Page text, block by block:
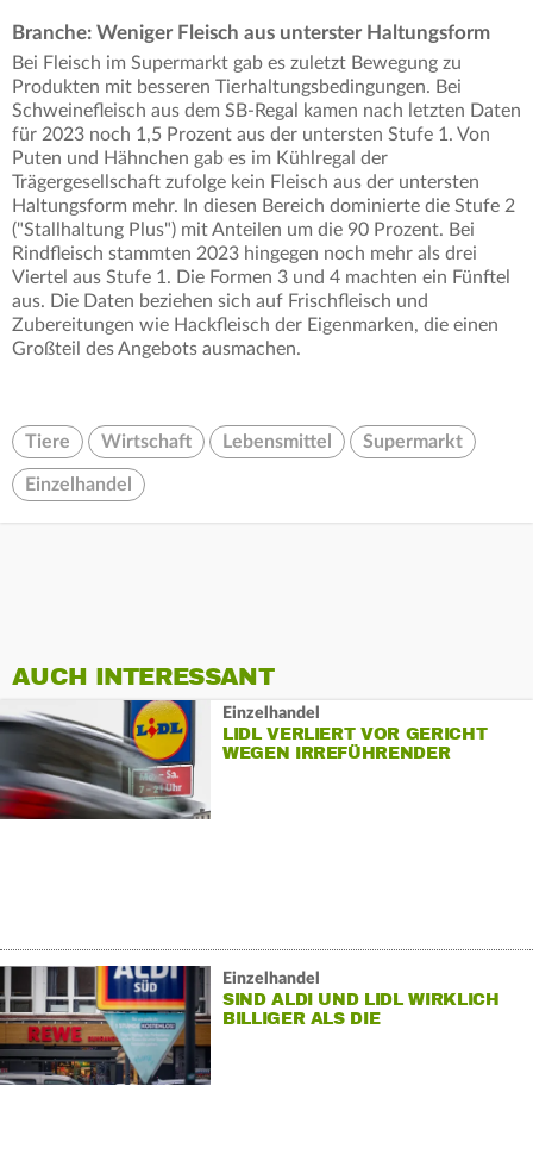
Branche: Weniger Fleisch aus unterster Haltungsform
Bei Fleisch im Supermarkt gab es zuletzt Bewegung zu
Produkten mit besseren Tierhaltungsbedingungen. Bei
Schweinefleisch aus dem SB-Regal kamen nach letzten Daten
für 2023 noch 1,5 Prozent aus der untersten Stufe 1. Von
Puten und Hähnchen gab es im Kühlregal der
Trägergesellschaft zufolge kein Fleisch aus der untersten
Haltungsform mehr. In diesen Bereich dominierte die Stufe 2
("Stallhaltung Plus") mit Anteilen um die 90 Prozent. Bei
Rindfleisch stammten 2023 hingegen noch mehr als drei
Viertel aus Stufe 1. Die Formen 3 und 4 machten ein Fünftel
aus. Die Daten beziehen sich auf Frischfleisch und
Zubereitungen wie Hackfleisch der Eigenmarken, die einen
Großteil des Angebots ausmachen.
Tiere Wirtschaft Lebensmittel Supermarkt
Einzelhandel
AUCH INTERESSANT
Einzelhandel
LIDL VERLIERT VOR GERICHT
WEGEN IRREFÜHRENDER
Einzelhandel
SIND ALDI UND LIDL WIRKLICH
BILLIGER ALS DIE